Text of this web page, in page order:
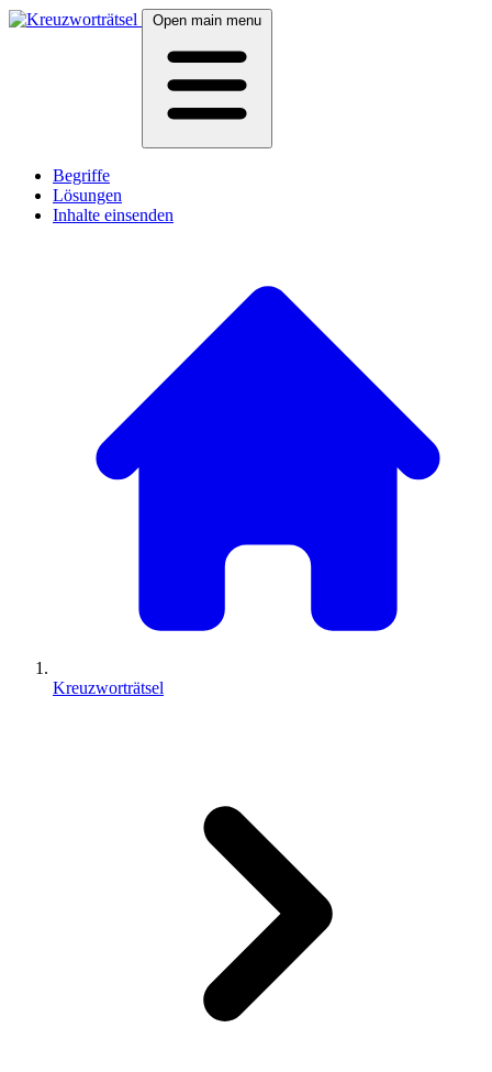
Open main menu
Begriffe
Lösungen
Inhalte einsenden
Kreuzworträtsel